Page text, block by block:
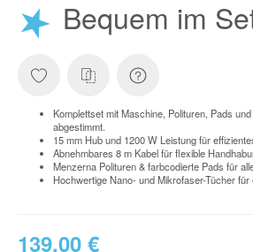
★ Bequem im
Komplettset mit Maschine, Polituren, Pads
abgestimmt.
15 mm Hub und 1200 W Leistung für
Abnehmbares 8 m Kabel für flexible
Menzerna Polituren & farbcodierte Pads für
Hochwertige Nano- und Mikrofaser-Tücher
139,00 €